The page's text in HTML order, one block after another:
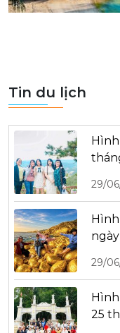
Tin du lịch
29/
29/
25